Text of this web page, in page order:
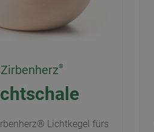
Zirbenherz
Lichtkegel fürs